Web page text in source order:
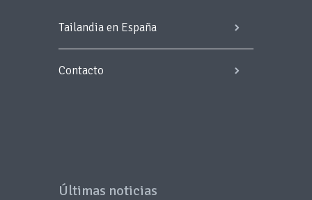
Tailandia en España
Contacto
Últimas noticias